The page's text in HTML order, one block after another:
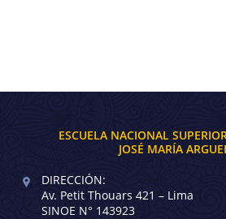
ESCUELA NACIONAL
JOSÉ MARÍA
DIRECCIÓN:
Av. Petit Thouars 421 – Lima
SINOE N° 143923